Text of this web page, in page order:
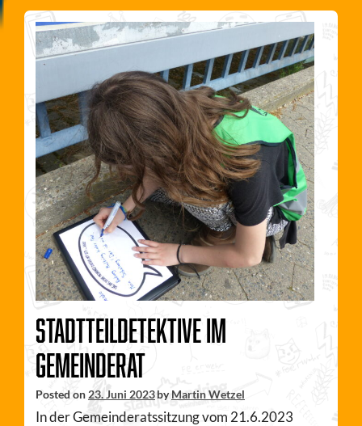
Stadtteildetektive im
Gemeinderat
Posted on 23. Juni 2023byMartin Wetzel
In der Gemeinderatssitzung vom 21.6.2023